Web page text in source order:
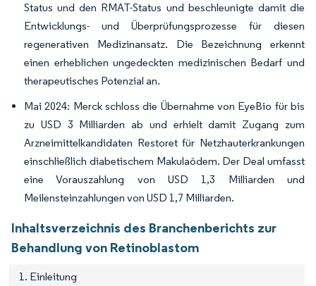
Status und den RMAT-Status und beschleunigte damit die
Entwicklungs- und Überprüfungsprozesse für diesen
regenerativen Medizinansatz. Die Bezeichnung erkennt
einen erheblichen ungedeckten medizinischen Bedarf und
therapeutisches Potenzial an.
Mai 2024: Merck schloss die Übernahme von EyeBio für bis
zu USD 3 Milliarden ab und erhielt damit Zugang zum
Arzneimittelkandidaten Restoret für Netzhauterkrankungen
einschließlich diabetischem Makulaödem. Der Deal umfasst
eine Vorauszahlung von USD 1,3 Milliarden und
Meilensteinzahlungen von USD 1,7 Milliarden.
Inhaltsverzeichnis des Branchenberichts zur
Behandlung von Retinoblastom
1. Einleitung